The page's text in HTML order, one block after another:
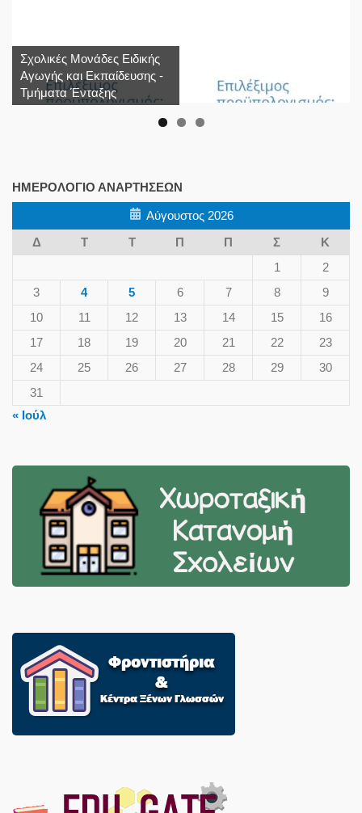
Σχολικές Μονάδες Ειδικής
Αγωγής και Εκπαίδευσης -
Τμήματα Ένταξης
ΗΜΕΡΟΛΌΓΙΟ ΑΝΑΡΤΉΣΕΩΝ
Αύγουστος 2026
Δ
Τ Τ Π Π Σ
Κ
1
2
3
4 5 6 7 8
9
10
11 12 13 14 15
16
17
18 19 20 21 22
23
24
25 26 27 28 29
30
31
« Ιούλ